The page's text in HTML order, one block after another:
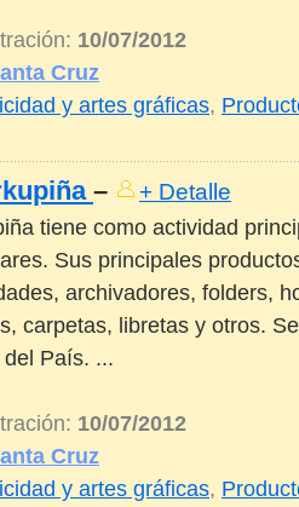
10/07/2012
Cruz
y artes gráficas,
–
+ Detalle
tiene como actividad
Sus principales
archivadores, folders,
carpetas, libretas y otros.
País. ...
10/07/2012
Cruz
y artes gráficas,